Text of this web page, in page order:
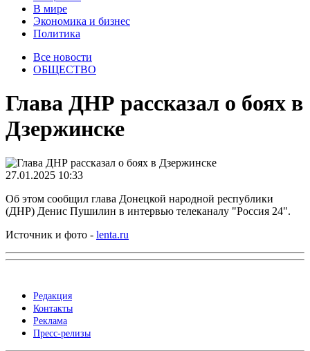
В мире
Экономика и бизнес
Политика
Все новости
ОБЩЕСТВО
Глава ДНР рассказал о боях в
Дзержинске
27.01.2025 10:33
Об этом сообщил глава Донецкой народной республики
(ДНР) Денис Пушилин в интервью телеканалу "Россия 24".
Источник и фото - lenta.ru
Редакция
Контакты
Реклама
Пресс-релизы